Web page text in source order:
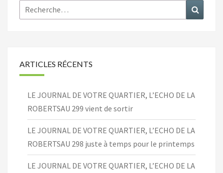
Rechercher :
ARTICLES RÉCENTS
LE JOURNAL DE VOTRE QUARTIER, L’ECHO DE LA
ROBERTSAU 299 vient de sortir
LE JOURNAL DE VOTRE QUARTIER, L’ECHO DE LA
ROBERTSAU 298 juste à temps pour le printemps
LE JOURNAL DE VOTRE QUARTIER, L’ECHO DE LA